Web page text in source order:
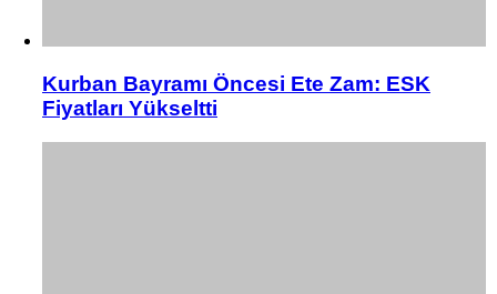
Kurban Bayramı Öncesi Ete Zam: ESK
Fiyatları Yükseltti